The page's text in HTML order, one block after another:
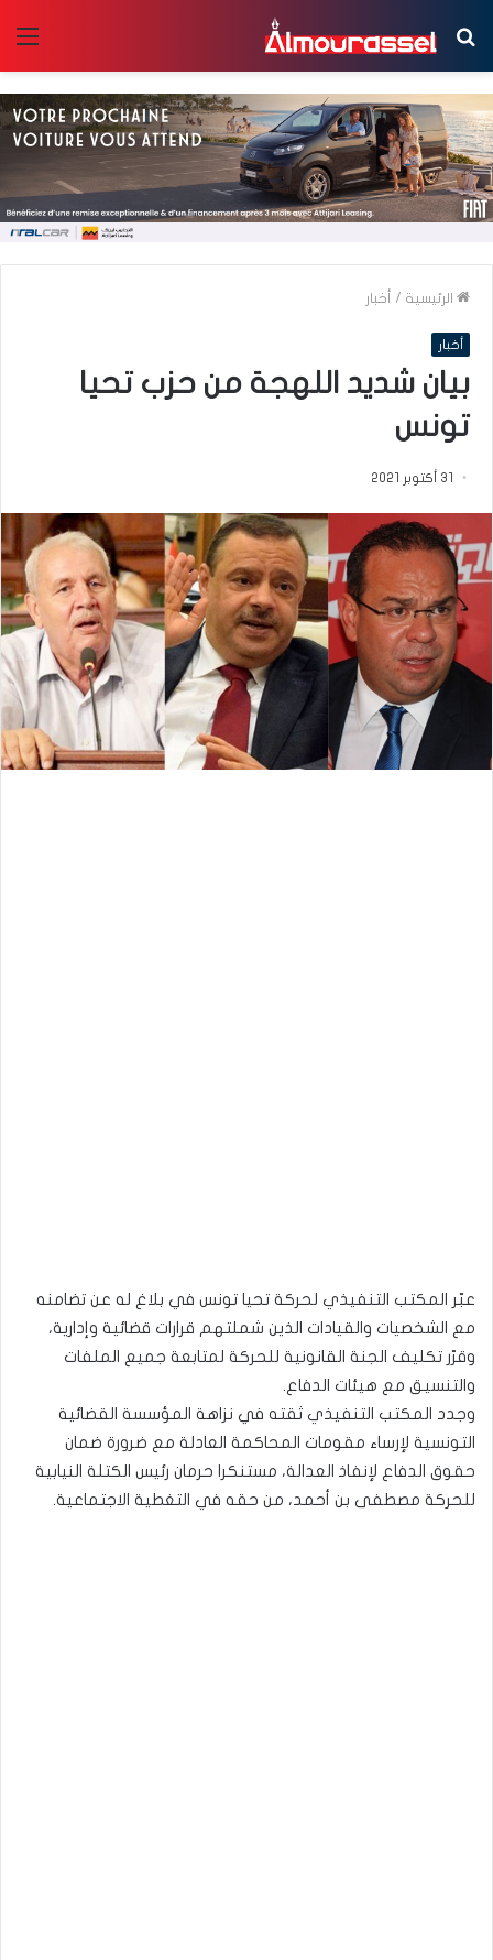
بحث
عن
الرئيسية / أخبار
أخبار
بيان شديد اللهجة من حزب تحيا
تونس
31 أكتوبر 2021
عبّر المكتب التنفيذي لحركة تحيا تونس في بلاغ له عن تضامنه
مع الشخصيات والقيادات الذين شملتهم قرارات قضائية وإدارية،
وقرّر تكليف الجنة القانونية للحركة لمتابعة جميع الملفات
والتنسيق مع هيئات الدفاع.
وجدد المكتب التنفيذي ثقته في نزاهة المؤسسة القضائية
التونسية لإرساء مقومات المحاكمة العادلة مع ضرورة ضمان
حقوق الدفاع لإنفاذ العدالة، مستنكرا حرمان رئيس الكتلة النيابية
للحركة مصطفى بن أحمد، من حقه في التغطية الاجتماعية.